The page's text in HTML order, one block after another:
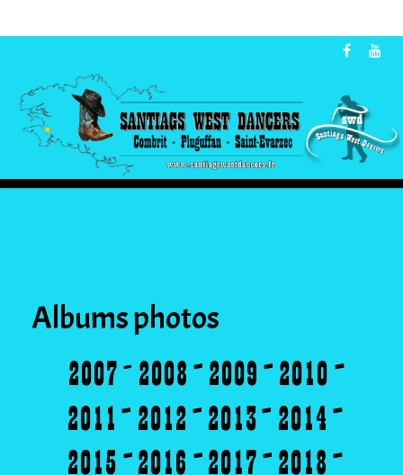
Albums photos
-
- -
-
-
- -
-
-
- -
-